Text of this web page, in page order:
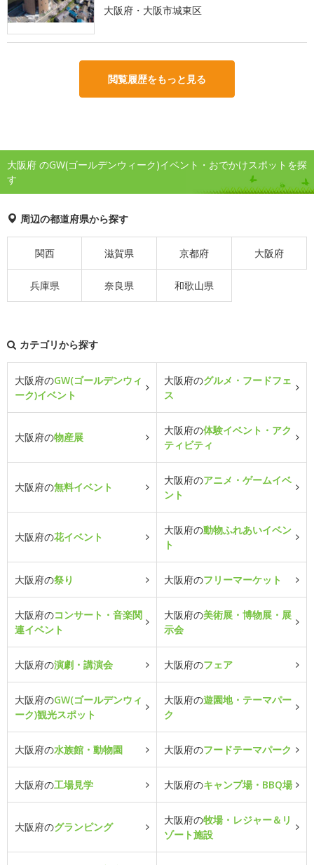
大阪府・大阪市城東区
閲覧履歴をもっと見る
大阪府 のGW(ゴールデンウィーク)イベント・おでかけスポットを探
す
周辺の都道府県から探す
関西 滋賀県 京都府 大阪府
兵庫県 奈良県 和歌山県
カテゴリから探す
大阪府のGW(ゴールデンウィ
ーク)イベント
大阪府のグルメ・フードフェ
ス
大阪府の物産展
大阪府の体験イベント・アク
ティビティ
大阪府の無料イベント
大阪府のアニメ・ゲームイベ
ント
大阪府の花イベント
大阪府の動物ふれあいイベン
ト
大阪府の祭り 大阪府のフリーマーケット
大阪府のコンサート・音楽関
連イベント
大阪府の美術展・博物展・展
示会
大阪府の演劇・講演会 大阪府のフェア
大阪府のGW(ゴールデンウィ
ーク)観光スポット
大阪府の遊園地・テーマパー
ク
大阪府の水族館・動物園 大阪府のフードテーマパーク
大阪府の工場見学 大阪府のキャンプ場・BBQ場
大阪府のグランピング
大阪府の牧場・レジャー＆リ
ゾート施設